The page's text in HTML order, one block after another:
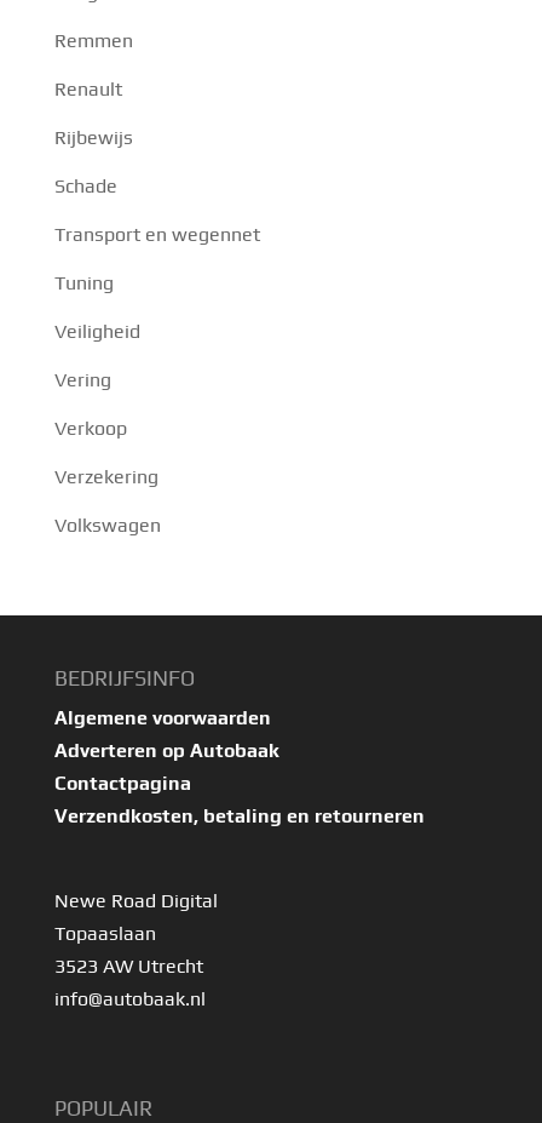
Remmen
Renault
Rijbewijs
Schade
Transport en wegennet
Tuning
Veiligheid
Vering
Verkoop
Verzekering
Volkswagen
BEDRIJFSINFO
Algemene voorwaarden
Adverteren op Autobaak
Contactpagina
Verzendkosten, betaling en retourneren
Newe Road Digital
Topaaslaan
3523 AW Utrecht
info@autobaak.nl
POPULAIR